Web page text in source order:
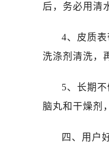
后，务必用清
4、皮质
洗涤剂清洗，
5、长期
脑丸和干燥剂
四、用户